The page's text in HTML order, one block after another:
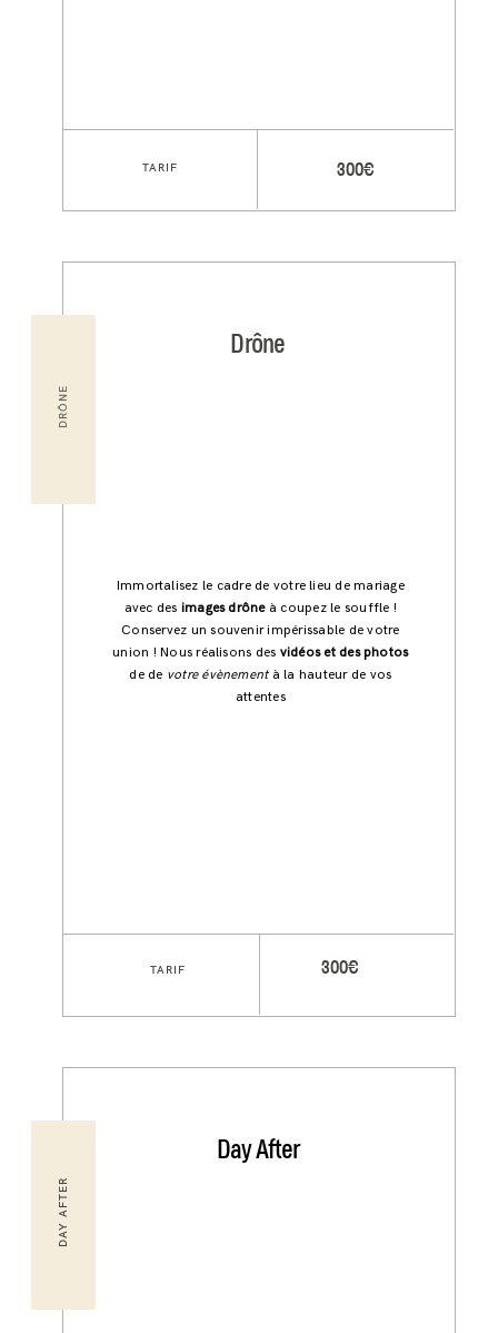
Day After
Drône
DAY AFTER
DRÔNE
Immortalisez le cadre de votre lieu de mariage
avec des images drôneà coupez le souffle !
Conservez un souvenir impérissable de votre
union ! Nous réalisons des vidéos et des photos
de de votre évènementà la hauteur de vos
attentes
300€
300€
TARIF
TARIF